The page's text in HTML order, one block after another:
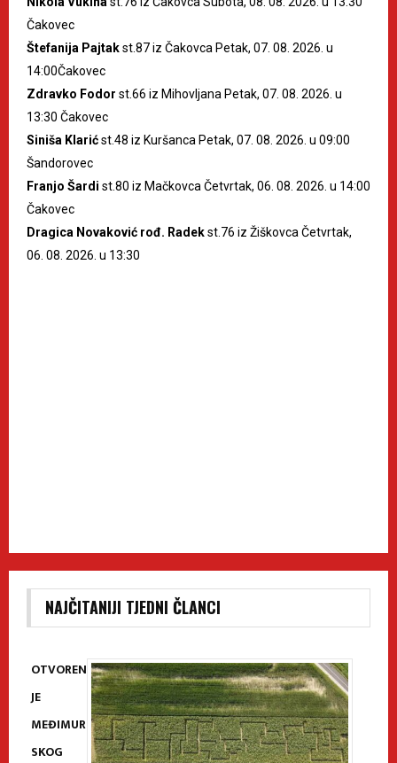
Čakovec
Štefanija Pajtakst.87 iz Čakovca Petak, 07. 08. 2026. u
14:00Čakovec
Zdravko Fodor st.66 iz Mihovljana Petak, 07. 08. 2026. u
13:30 Čakovec
Siniša Klarićst.48 iz Kuršanca Petak, 07. 08. 2026. u 09:00
Šandorovec
Franjo Šardi st.80 iz Mačkovca Četvrtak, 06. 08. 2026. u 14:00
Čakovec
Dragica Novaković rođ. Radekst.76 iz Žiškovca Četvrtak,
06. 08. 2026. u 13:30
NAJČITANIJI TJEDNI ČLANCI
OTVOREN
JE
MEĐIMUR
SKOG